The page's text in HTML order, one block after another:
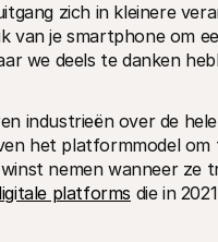
zich in kleinere
van je smartphone om
we deels te danken
industrieën over de
het platformmodel om
nemen wanneer ze
platforms die in